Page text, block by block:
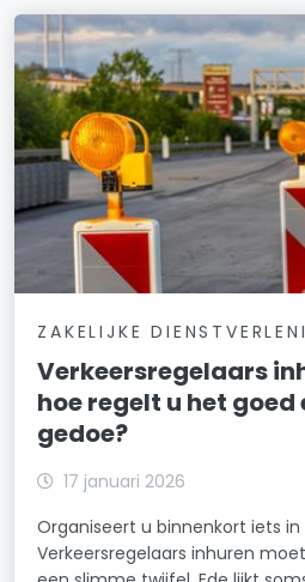
ZAKELIJKE
Verkeersregelaars
hoe regelt u het goed
gedoe?
17 januari 2026
Organiseert u binnenkort iets
Verkeersregelaars inhuren